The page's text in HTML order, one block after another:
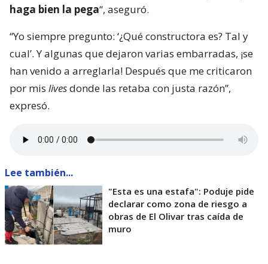
haga bien la pega“, aseguró.
“Yo siempre pregunto: ‘¿Qué constructora es? Tal y
cual’. Y algunas que dejaron varias embarradas, ¡se
han venido a arreglarla! Después que me criticaron
por mis livesdonde las retaba con justa razón”,
expresó.
Lee también...
"Esta es una estafa": Poduje pide
declarar como zona de riesgo a
obras de El Olivar tras caída de
muro